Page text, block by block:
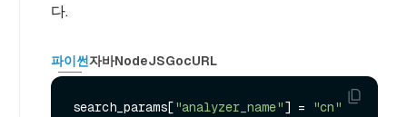
다.
파이썬자바NodeJSGocURL
search_params["analyzer_name"] = "cn"